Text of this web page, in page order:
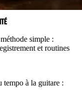
simple :
et routines
tempo à la guitare :